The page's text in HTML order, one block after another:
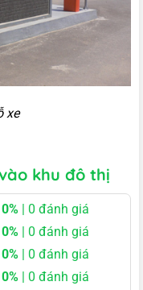
xe
khu đô thị
0% | 0 đánh giá
0% | 0 đánh giá
0% | 0 đánh giá
0% | 0 đánh giá